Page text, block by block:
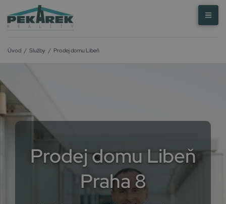
Úvod / Služby / Prodej domu Libeň
Prodej domu Libeň
Praha 8